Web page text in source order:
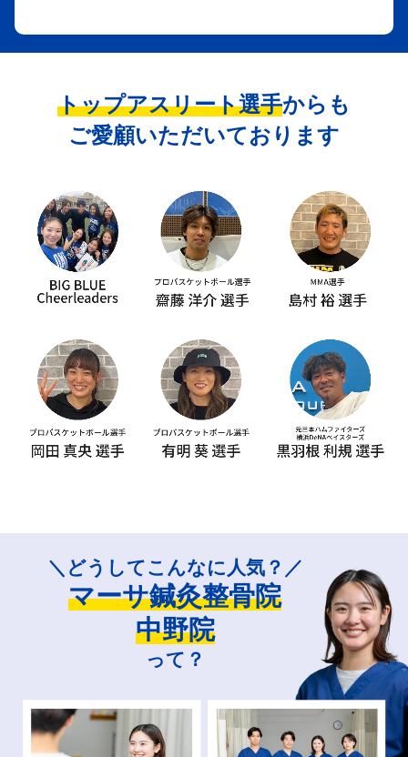
トップアスリート選手からも
ご愛顧いただいております
＼どうしてこんなに人気？／
マーサ鍼灸整骨院
中野院
って？